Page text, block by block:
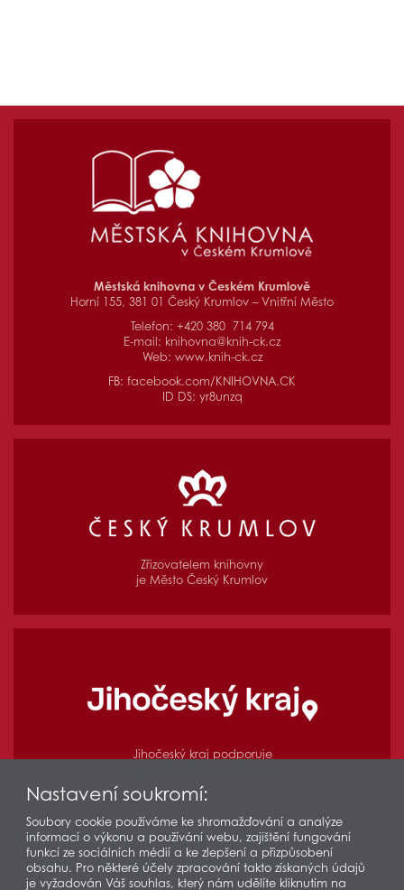
Městská knihovna v Českém Krumlově
Horní 155, 381 01 Český Krumlov – Vnitřní Město
Telefon: +420 380 714 794
E-mail: knihovna@knih-ck.cz
Web: www.knih-ck.cz
FB: facebook.com/KNIHOVNA.CK
ID DS: yr8unzq
Zřizovatelem knihovny
je Město Český Krumlov
Jihočeský kraj podporuje
© 2026 Městská knihovna v Českém Krumlově
Prohlášení o přístupnosti
Ochrana osobních údajů
Nastavení soukromí:
Soubory cookie používáme ke shromažďování a analýze
informací o výkonu a používání webu, zajištění fungování
funkcí ze sociálních médií a ke zlepšení a přizpůsobení
obsahu. Pro některé účely zpracování takto získaných údajů
je vyžadován Váš souhlas, který nám udělíte kliknutím na